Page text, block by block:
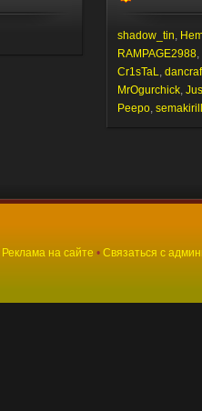
shadow_tin,
RAMPAGE2988,
Cr1sTaL,
MrOgurchick,
Peepo, semakirill
Реклама на сайте • Связаться с